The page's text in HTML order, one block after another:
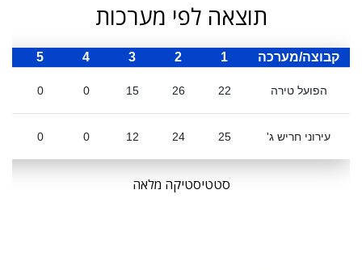
תוצאה לפי מערכות
קבוצה/מערכה 1
2
3
4
5
הפועל טירה 22
26
15
0
0
עירוני חריש ג' 25
24
12
0
0
סטטיסטיקה מלאה